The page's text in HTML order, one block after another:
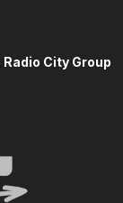
Radio City Group